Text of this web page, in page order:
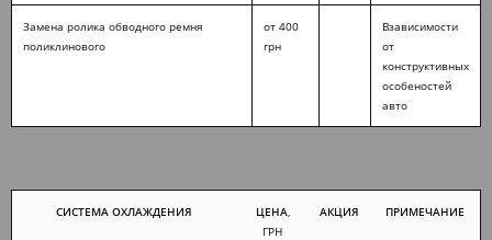
Замена ролика обводного ремня
поликлинового
от 400
грн
Взависимости
от
конструктивных
особеностей
авто
СИСТЕМА ОХЛАЖДЕНИЯ ЦЕНА
ГРН
АКЦИЯ ПРИМЕЧАНИЕ